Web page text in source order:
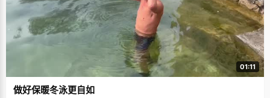
01:11
做好保暖冬泳更自如